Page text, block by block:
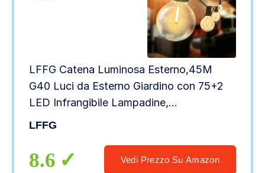
LFFG Catena Luminosa Esterno,45M
G40 Luci da Esterno Giardino con 75+2
LED Infrangibile Lampadine,
Impermeabile IP44 Catena Luci Stringa
Partito, Bianco Caldo
LFFG
8.6 Vedi Prezzo Su Amazon